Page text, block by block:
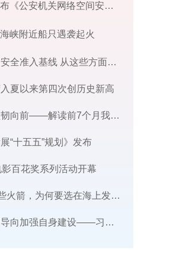
安机关网络空间安全监督检查办法》
峡附近船只遇袭起火
自动驾驶有了安全准入基线 从这些方面读懂新国标
夏以来第四次创历史新高
创新涌动，坚韧向前——解读前7个月我国外贸成绩单
“十五五”规划》发布
百花奖系列活动开幕
唠“科”话丨这些火箭，为何要选在海上发射​？
​以鲜明的问题导向加强自身建设——习近平党建思想理论品格系列述评之三